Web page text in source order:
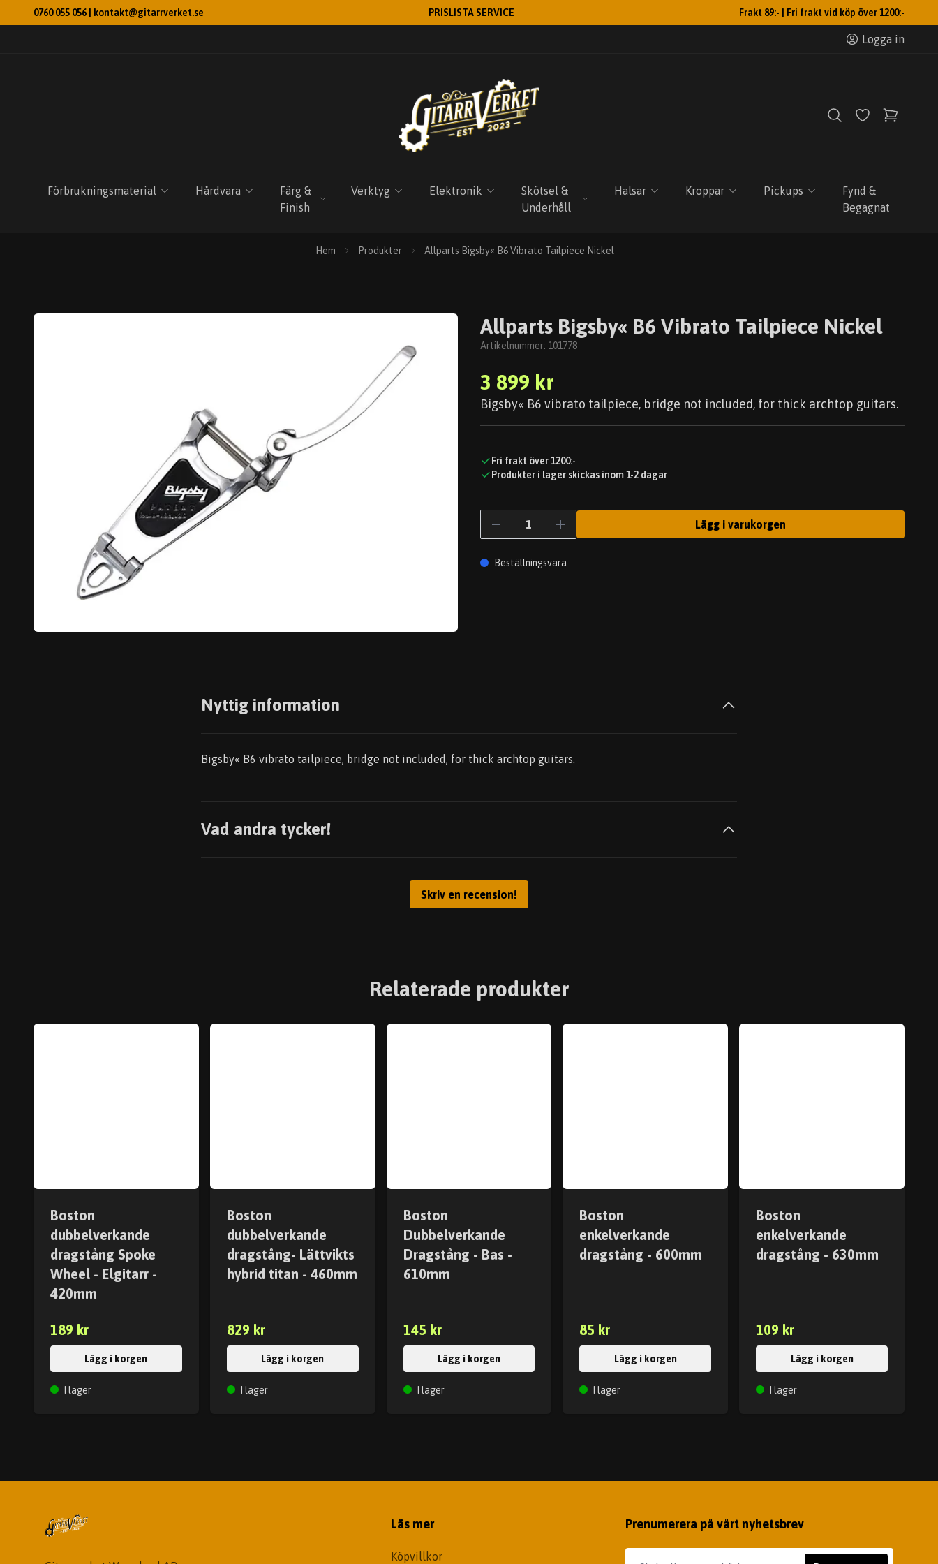
0760 055 056 | kontakt@gitarrverket.se PRISLISTA SERVICE Frakt 89:- | Fri frakt vid köp över 1200:-
Logga in
Förbrukningsmaterial Hårdvara
Färg &
Finish
Verktyg Elektronik
Skötsel &
Underhåll
Halsar Kroppar Pickups
Fynd &
Begagnat
Hem Produkter Allparts Bigsby« B6 Vibrato Tailpiece Nickel
Allparts Bigsby« B6 Vibrato Tailpiece Nickel
Artikelnummer: 101778
3 899 kr
Bigsby« B6 vibrato tailpiece, bridge not included, for thick archtop guitars.
Fri frakt över 1200:-
Produkter i lager skickas inom 1-2 dagar
Lägg i varukorgen
Beställningsvara
Nyttig information
Bigsby« B6 vibrato tailpiece, bridge not included, for thick archtop guitars.
Vad andra tycker!
Skriv en recension!
Relaterade produkter
Boston
dubbelverkande
dragstång Spoke
Wheel - Elgitarr -
420mm
189 kr
Lägg i korgen
I lager
Boston
dubbelverkande
dragstång- Lättvikts
hybrid titan - 460mm
829 kr
Lägg i korgen
I lager
Boston
Dubbelverkande
Dragstång - Bas -
610mm
145 kr
Lägg i korgen
I lager
Boston
enkelverkande
dragstång - 600mm
85 kr
Lägg i korgen
I lager
Boston
enkelverkande
dragstång - 630mm
109 kr
Lägg i korgen
I lager
Läs mer
Köpvillkor
Prenumerera på vårt nyhetsbrev